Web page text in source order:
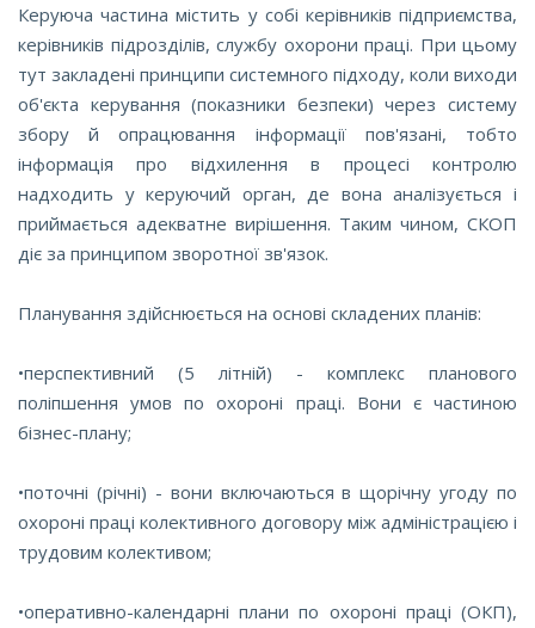
Керуюча частина містить у собі керівників підприємства,
керівників підрозділів, службу охорони праці. При цьому
тут закладені принципи системного підходу, коли виходи
об'єкта керування (показники безпеки) через систему
збору й опрацювання інформації пов'язані, тобто
інформація про відхилення в процесі контролю
надходить у керуючий орган, де вона аналізується і
приймається адекватне вирішення. Таким чином, СКОП
діє за принципом зворотної зв'язок.
Планування здійснюється на основі складених планів:
•перспективний (5 літній) - комплекс планового
поліпшення умов по охороні праці. Вони є частиною
бізнес-плану;
•поточні (річні) - вони включаються в щорічну угоду по
охороні праці колективного договору між адміністрацією і
трудовим колективом;
•оперативно-календарні плани по охороні праці (ОКП),